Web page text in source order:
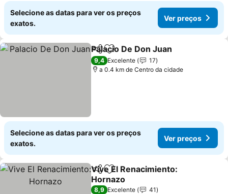
Selecione as datas para ver os preços
exatos.
Ver preços
PartilharAdicionar aos favoritos
Palacio De Don Juan
9,4 Excelente
17
a 0.4 km de Centro da cidade
Selecione as datas para ver os preços
exatos.
Ver preços
PartilharAdicionar aos favoritos
Vive El Renacimiento:
Hornazo
8,9 Excelente
41